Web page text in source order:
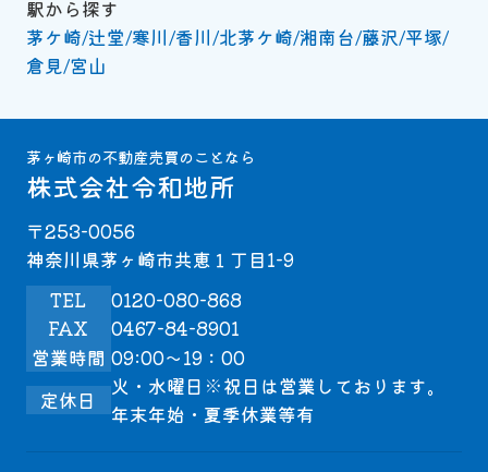
駅から探す
茅ケ崎 辻堂 寒川 香川 北茅ケ崎 湘南台 藤沢 平塚
倉見 宮山
茅ヶ崎市の不動産売買のことなら
株式会社令和地所
〒253-0056
神奈川県茅ヶ崎市共恵１丁目1-9
TEL
0120-080-868
FAX
0467-84-8901
営業時間 09:00～19：00
定休日
火・水曜日※祝日は営業しております。
年末年始・夏季休業等有